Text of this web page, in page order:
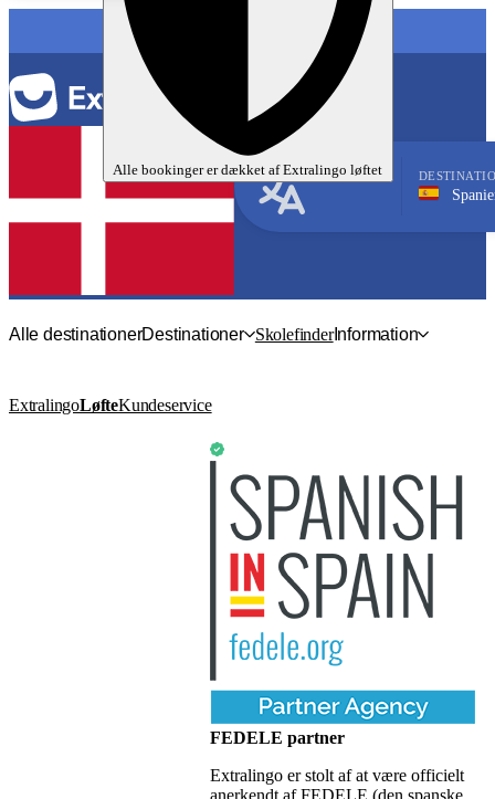
Alle bookinger er dækket afExtralingo løftet
Spanien,
Alle destinationerDestinationer SkolefinderInformation
ExtralingoLøfteKundeservice
FEDELE partner
Extralingo er stolt af at være officielt